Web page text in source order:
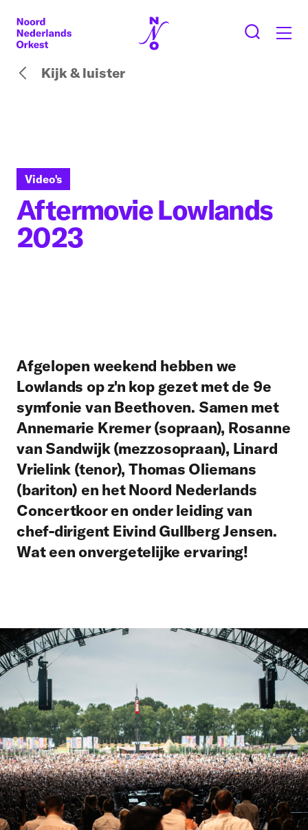
Kijk & luister
Video's
Aftermovie Lowlands
2023
Afgelopen weekend hebben we
Lowlands op z'n kop gezet met de 9e
symfonie van Beethoven. Samen met
Annemarie Kremer (sopraan), Rosanne
van Sandwijk (mezzosopraan), Linard
Vrielink (tenor), Thomas Oliemans
(bariton) en het Noord Nederlands
Concertkoor en onder leiding van
chef-dirigent Eivind Gullberg Jensen.
Wat een onvergetelijke ervaring!